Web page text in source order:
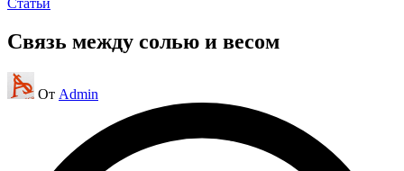
Статьи
Связь между солью и весом
Запись
от
От Admin